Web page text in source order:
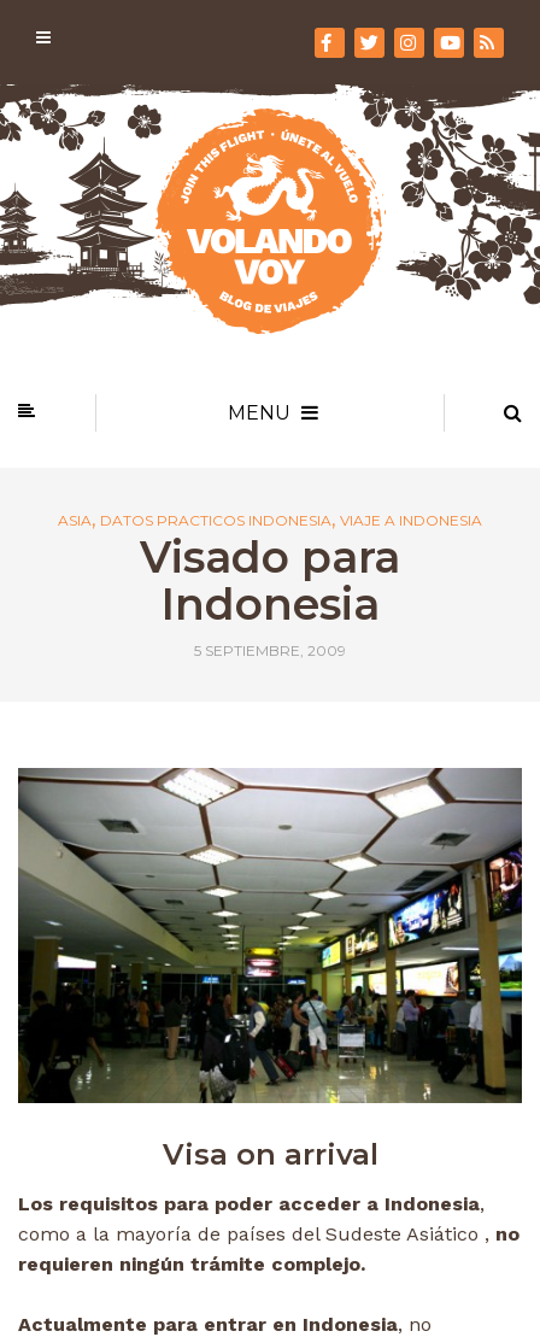
MENU
ASIA, DATOS PRACTICOS INDONESIA, VIAJE A INDONESIA
Visado para
Indonesia
5 SEPTIEMBRE, 2009
Visa on arrival
Los requisitos para poder acceder a Indonesia,
como a la mayoría de países del Sudeste Asiático , no
requieren ningún trámite complejo.
Actualmente para entrar en Indonesia, no